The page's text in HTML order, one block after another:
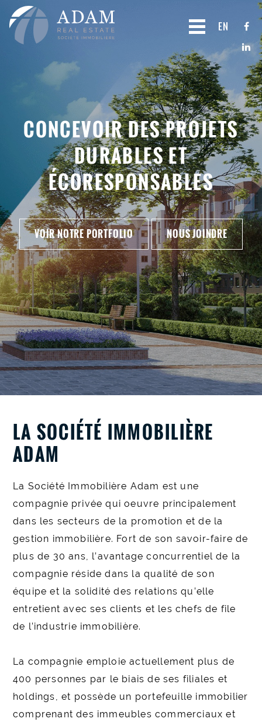
EN
CONCEVOIR DES PROJETS
DURABLES ET
ÉCORESPONSABLES
VOIR NOTRE PORTFOLIO NOUS JOINDRE
CRÉER DES ESPACES DE VIE
RICHES EN EXPÉRIENCES
VOIR NOTRE PORTFOLIO NOUS JOINDRE
LA SOCIÉTÉ IMMOBILIÈRE
ADAM
La Société Immobilière Adam est une
compagnie privée qui oeuvre principalement
dans les secteurs de la promotion et de la
gestion immobilière. Fort de son savoir-faire de
plus de 30 ans, l’avantage concurrentiel de la
compagnie réside dans la qualité de son
équipe et la solidité des relations qu’elle
entretient avec ses clients et les chefs de file
de l’industrie immobilière.
La compagnie emploie actuellement plus de
400 personnes par le biais de ses filiales et
holdings, et possède un portefeuille immobilier
comprenant des immeubles commerciaux et